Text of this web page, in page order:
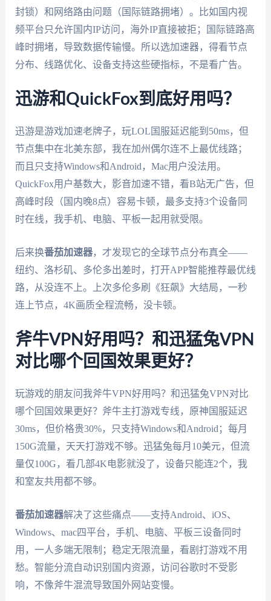
封锁）和网络路由问题（国际链路拥堵）。比如国内视
频平台只允许国内IP访问，海外IP直接被拒；国际链路高
峰时拥堵，导致数据传输慢。所以选加速器，得看节点
分布、线路优化、设备支持这些硬指标，不是看广告。
迅游和QuickFox到底好用吗？
迅游是游戏加速老牌子，玩LOL国服延迟能到50ms，但
节点集中在北美东部，我在加州偶尔连不上最优线路；
而且只支持Windows和Android，Mac用户没法用。
QuickFox用户基数大，影音加速不错，看B站无广告，但
高峰时段（国内晚8点）容易卡顿，最多支持3个设备同
时在线，我手机、电脑、平板一起用就受限。
后来换番茄加速器，才发现它的全球节点分布真全——
纽约、洛杉矶、多伦多出差时，打开APP智能推荐最优线
路，从没连不上。上次多伦多刷《狂飙》大结局，一秒
连上节点，4K画质全程流畅，没卡顿。
斧牛VPN好用吗？和迅猛兔VPN
对比哪个回国效果更好？
玩游戏的朋友问我斧牛VPN好用吗？和迅猛兔VPN对比
哪个回国效果更好？斧牛主打游戏专线，原神国服延迟
30ms，但价格贵30%，只支持Windows和Android；每月
150G流量，天天打游戏不够。迅猛兔每月10美元，但流
量仅100G，看几部4K电影就没了，设备只能连2个，我
和室友共用都不够。
番茄加速器解决了这些痛点——支持Android、iOS、
Windows、mac四平台，手机、电脑、平板三设备同时
用，一人多端无限制；稳定无限流量，看剧打游戏不用
愁。智能分流自动识别国内资源，访问谷歌时不受影
响，不像斧牛混流导致国外网站变慢。